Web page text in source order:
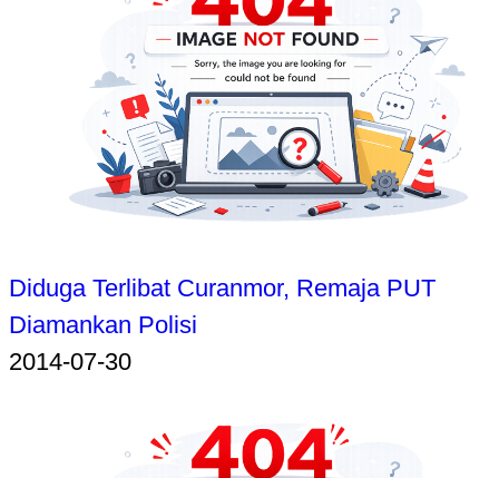
Diduga Terlibat Curanmor, Remaja PUT
Diamankan Polisi
2014-07-30